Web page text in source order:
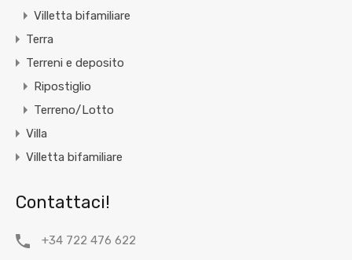
Villetta bifamiliare
Terra
Terreni e deposito
Ripostiglio
Terreno/Lotto
Villa
Villetta bifamiliare
Contattaci!
+34 722 476 622